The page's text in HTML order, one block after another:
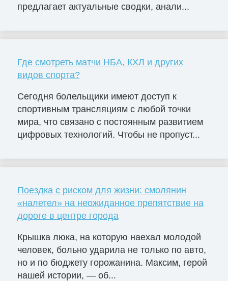
предлагает актуальные сводки, анали...
Где смотреть матчи НБА, КХЛ и других
видов спорта?
Сегодня болельщики имеют доступ к
спортивным трансляциям с любой точки
мира, что связано с постоянным развитием
цифровых технологий. Чтобы не пропуст...
Поездка с риском для жизни: смолянин
«налетел» на неожиданное препятствие на
дороге в центре города
Крышка люка, на которую наехал молодой
человек, больно ударила не только по авто,
но и по бюджету горожанина. Максим, герой
нашей истории, — об...